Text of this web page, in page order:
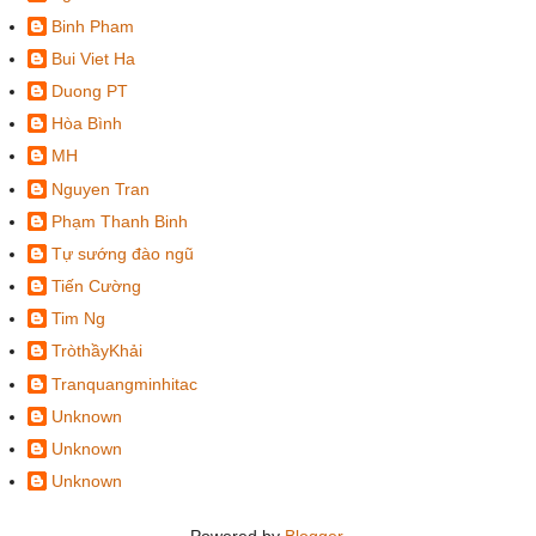
Binh Pham
Bui Viet Ha
Duong PT
Hòa Bình
MH
Nguyen Tran
Phạm Thanh Binh
Tự sướng đào ngũ
Tiến Cường
Tim Ng
TròthầyKhải
Tranquangminhitac
Unknown
Unknown
Unknown